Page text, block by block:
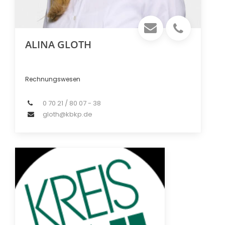
ALINA GLOTH
Rechnungswesen
0 70 21 / 80 07 - 38
gloth@kbkp.de